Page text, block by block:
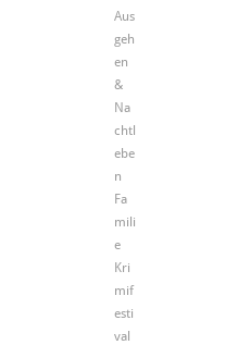
Aus
geh
en
&
Na
chtl
ebe
n
Fa
mili
e
Kri
mif
esti
val